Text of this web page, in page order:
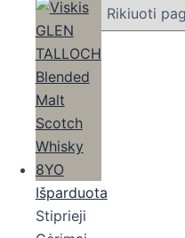
Išparduota
Stiprieji